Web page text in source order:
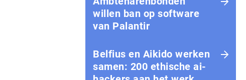
willen ban op software
van Palantir
Belfius en Aikido werken
samen: 200 ethische ai-